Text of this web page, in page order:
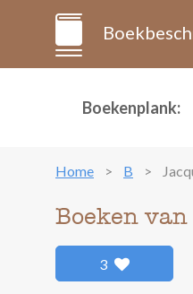
Boekenplank:
Home B
Boeken
3